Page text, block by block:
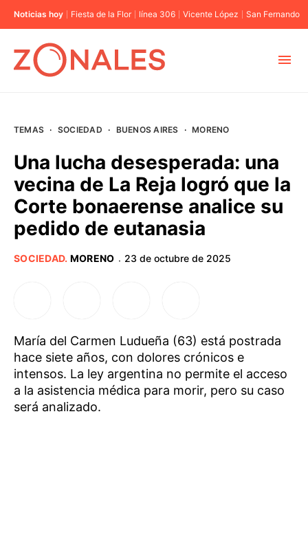
Noticias hoy Fiesta de la Flor línea 306 Vicente López San Fernando
BUENOS AIRES
PROVINCIAS
TEMAS · SOCIEDAD · BUENOS AIRES · MORENO
Una lucha desesperada: una
vecina de La Reja logró que la
Corte bonaerense analice su
pedido de eutanasia
SOCIEDAD. MORENO · 23 de octubre de 2025
María del Carmen Ludueña (63) está postrada
hace siete años, con dolores crónicos e
intensos. La ley argentina no permite el acceso
a la asistencia médica para morir, pero su caso
será analizado.